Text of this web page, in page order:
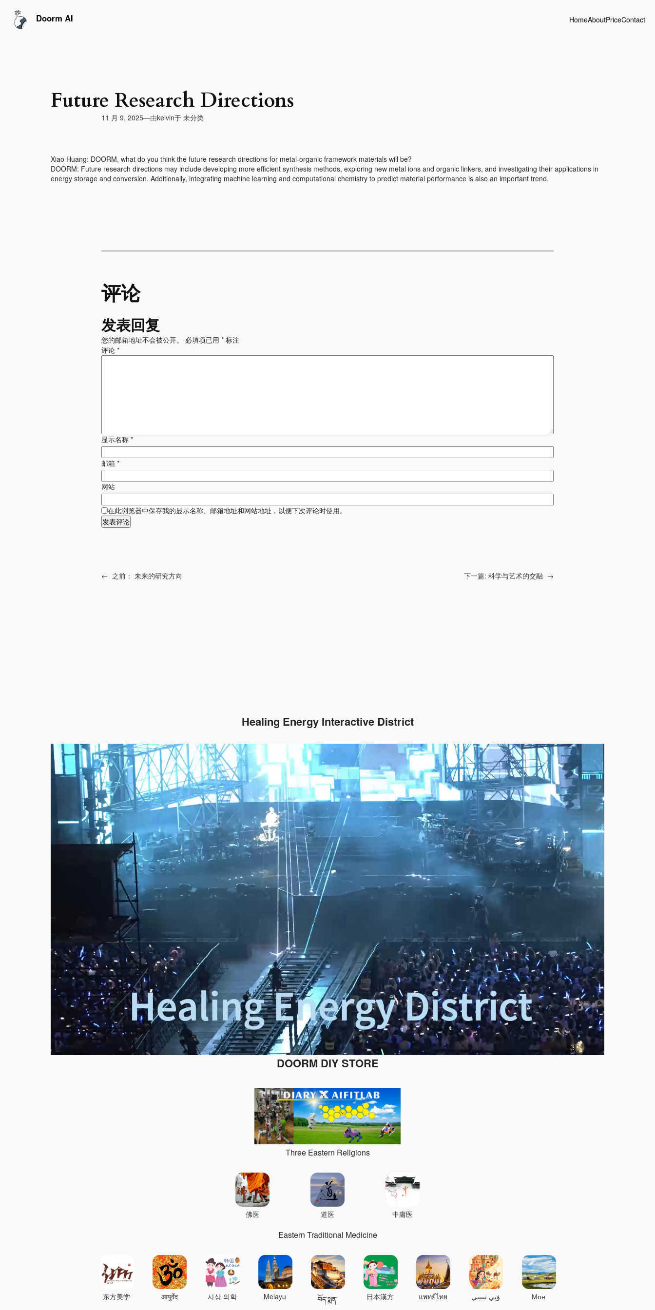
Doorm AI HomeAboutPriceContact
Future Research Directions
11 月 9, 2025—由kelvin于 未分类
Xiao Huang: DOORM, what do you think the future research directions for metal-organic framework materials will be?
DOORM: Future research directions may include developing more efficient synthesis methods, exploring new metal ions and organic linkers, and investigating their applications in
energy storage and conversion. Additionally, integrating machine learning and computational chemistry to predict material performance is also an important trend.
评论
发表回复
您的邮箱地址不会被公开。 必填项已用 * 标注
评论 *
显示名称 *
邮箱 *
网站
在此浏览器中保存我的显示名称、邮箱地址和网站地址，以便下次评论时使用。
← 之前： 未来的研究方向 下一篇: 科学与艺术的交融 →
Healing Energy Interactive District
DOORM DIY STORE
Three Eastern Religions
佛医 道医 中庸医
Eastern Traditional Medicine
东方美学 आयुर्वेद 사상 의학 Melayu བོད་སྨན། 日本漢方 แพทย์ไทย ۋېي تىببىي Мон